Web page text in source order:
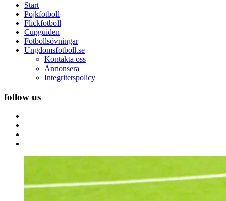
Start
Pojkfotboll
Flickfotboll
Cupguiden
Fotbollsövningar
Ungdomsfotboll.se
Kontakta oss
Annonsera
Integritetspolicy
follow us